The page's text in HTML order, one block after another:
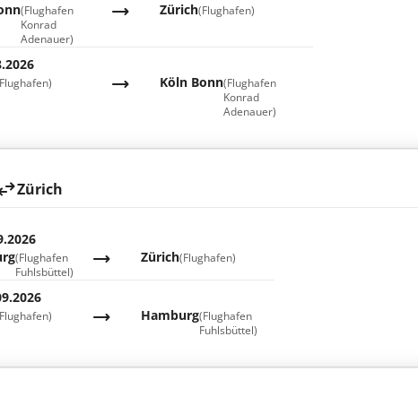
(Flughafen
Konrad
Adenauer)
Zürich(Flughafen)
Köln Bonn(Flughafen
Konrad
Adenauer)
Zürich
(Flughafen
Fuhlsbüttel)
Zürich(Flughafen)
Hamburg(Flughafen
Fuhlsbüttel)